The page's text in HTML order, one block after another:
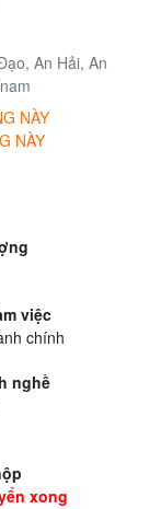
An Hải, An
NÀY
NÀY
việc
chính
nghề
xong